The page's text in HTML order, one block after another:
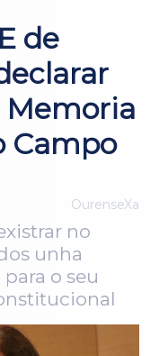
de
Campo
OurenseXa
no
unha
o seu